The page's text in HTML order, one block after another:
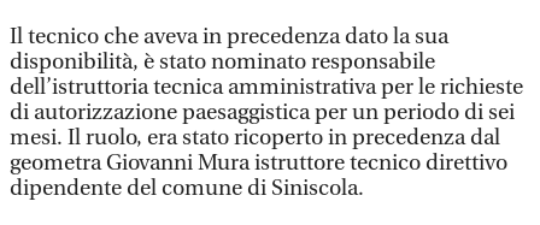
Il tecnico che aveva in precedenza dato la sua
disponibilità, è stato nominato responsabile
dell’istruttoria tecnica amministrativa per le richieste
di autorizzazione paesaggistica per un periodo di sei
mesi. Il ruolo, era stato ricoperto in precedenza dal
geometra Giovanni Mura istruttore tecnico direttivo
dipendente del comune di Siniscola.